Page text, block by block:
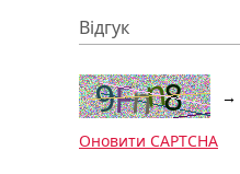
Відгук
→
Оновити CAPTCHA